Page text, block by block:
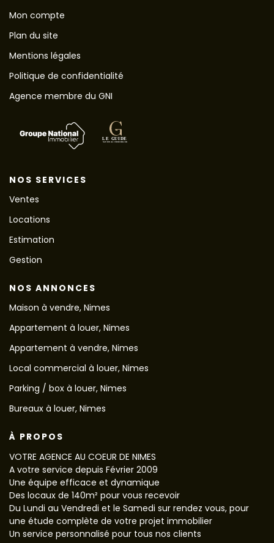
Mon compte
Plan du site
Mentions légales
Politique de confidentialité
Agence membre du GNI
NOS SERVICES
Ventes
Locations
Estimation
Gestion
NOS ANNONCES
Maison à vendre, Nimes
Appartement à louer, Nimes
Appartement à vendre, Nimes
Local commercial à louer, Nimes
Parking / box à louer, Nimes
Bureaux à louer, Nimes
À PROPOS
VOTRE AGENCE AU COEUR DE NIMES
A votre service depuis Février 2009
Une équipe efficace et dynamique
Des locaux de 140m² pour vous recevoir
Du Lundi au Vendredi et le Samedi sur rendez vous, pour
une étude complète de votre projet immobilier
Un service personnalisé pour tous nos clients